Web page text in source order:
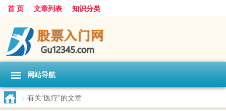
首 页 文章列表 知识分类
网站导航
> 有关“医疗”的文章